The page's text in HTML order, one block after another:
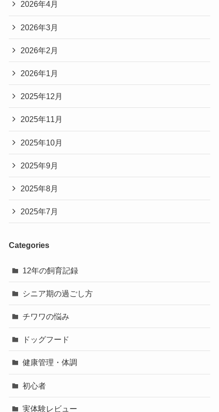
2026年4月
2026年3月
2026年2月
2026年1月
2025年12月
2025年11月
2025年10月
2025年9月
2025年8月
2025年7月
Categories
12年の飼育記録
シニア期の過ごし方
チワワの悩み
ドッグフード
健康管理・体調
初心者
実体験レビュー